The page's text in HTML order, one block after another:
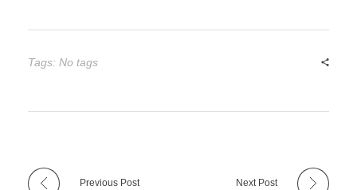
Tags: No tags
Previous Post Next Post